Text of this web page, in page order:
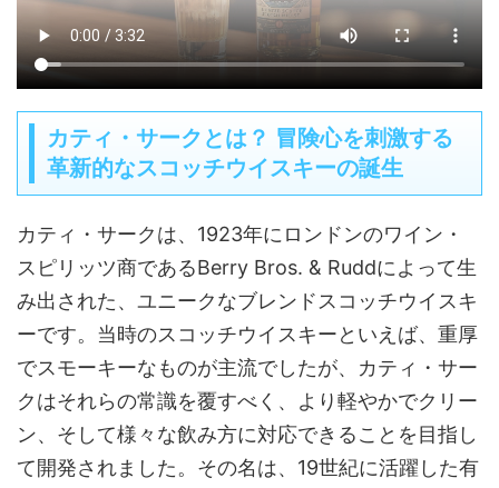
カティ・サークとは？ 冒険心を刺激する
革新的なスコッチウイスキーの誕生
カティ・サークは、1923年にロンドンのワイン・
スピリッツ商であるBerry Bros. & Ruddによって生
み出された、ユニークなブレンドスコッチウイスキ
ーです。当時のスコッチウイスキーといえば、重厚
でスモーキーなものが主流でしたが、カティ・サー
クはそれらの常識を覆すべく、より軽やかでクリー
ン、そして様々な飲み方に対応できることを目指し
て開発されました。その名は、19世紀に活躍した有